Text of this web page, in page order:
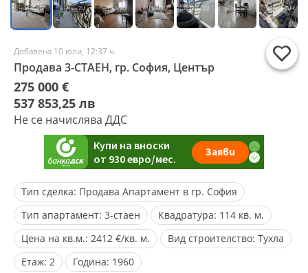
Добавена 10 юли, 12:37 ч.
Продава 3-СТАЕН, гр. София, Център
275 000 €
537 853,25 лв
Не се начислява ДДС
Тип сделка: Продава Апартамент в гр. София
Тип апартамент: 3-стаен Квадратура: 114 кв. м.
Цена на кв.м.: 2412 €/кв. м. Вид строителство: Тухла
Eтаж: 2 Година: 1960